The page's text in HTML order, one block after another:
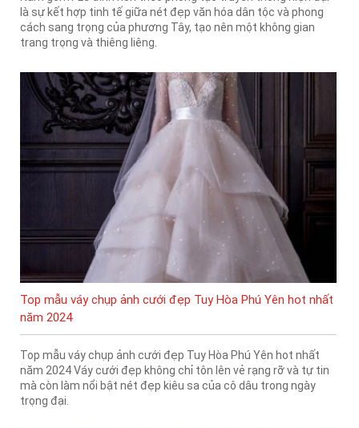
là sự kết hợp tinh tế giữa nét đẹp văn hóa dân tộc và phong
cách sang trọng của phương Tây, tạo nên một không gian
trang trọng và thiêng liêng.
Top mẫu váy chụp ảnh cưới đẹp Tuy Hòa Phú Yên hot nhất
năm 2024
Top mẫu váy chụp ảnh cưới đẹp Tuy Hòa Phú Yên hot nhất
năm 2024 Váy cưới đẹp không chỉ tôn lên vẻ rạng rỡ và tự tin
mà còn làm nổi bật nét đẹp kiêu sa của cô dâu trong ngày
trọng đại.